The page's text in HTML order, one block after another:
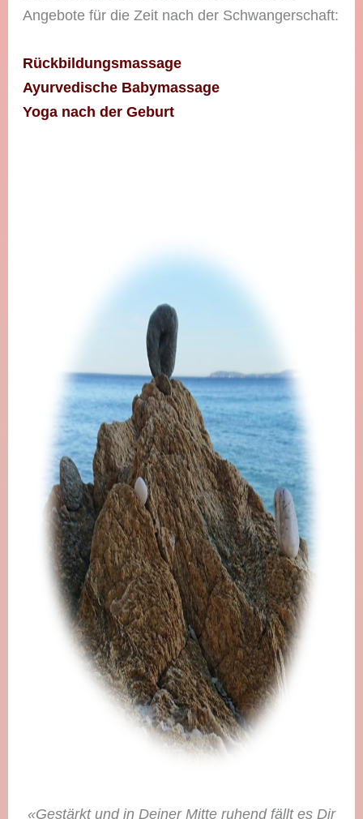
Angebote für die Zeit nach der Schwangerschaft:
Rückbildungsmassage
Ayurvedische Babymassage
Yoga nach der Geburt
«Gestärkt und in Deiner Mitte ruhend fällt es Dir